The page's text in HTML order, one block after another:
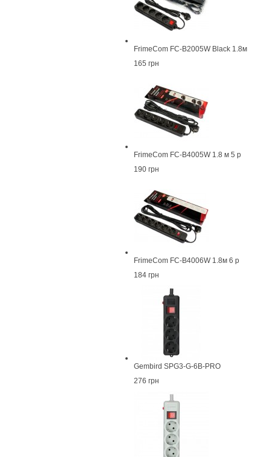
FrimeCom FC-B2005W Black 1.8м
165 грн
FrimeCom FC-B4005W 1.8 м 5 р
190 грн
FrimeCom FC-B4006W 1.8м 6 р
184 грн
Gembird SPG3-G-6B-PRO
276 грн